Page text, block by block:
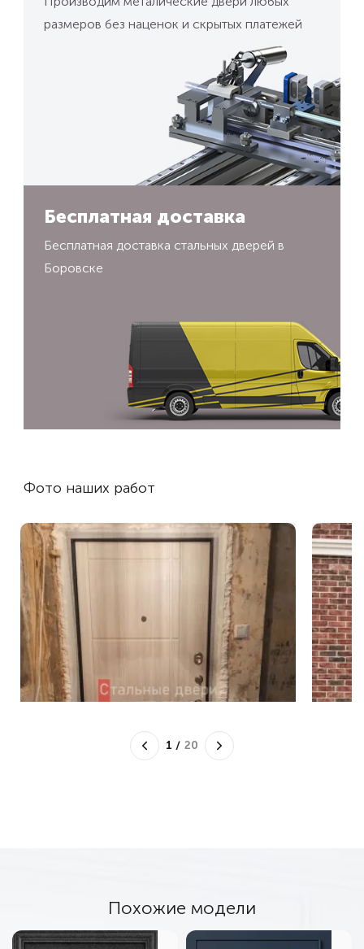
размеров без наценок и скрытых платежей
Бесплатная доставка
Бесплатная доставка стальных дверей в
Боровске
Фото наших работ
1 / 20
Похожие модели